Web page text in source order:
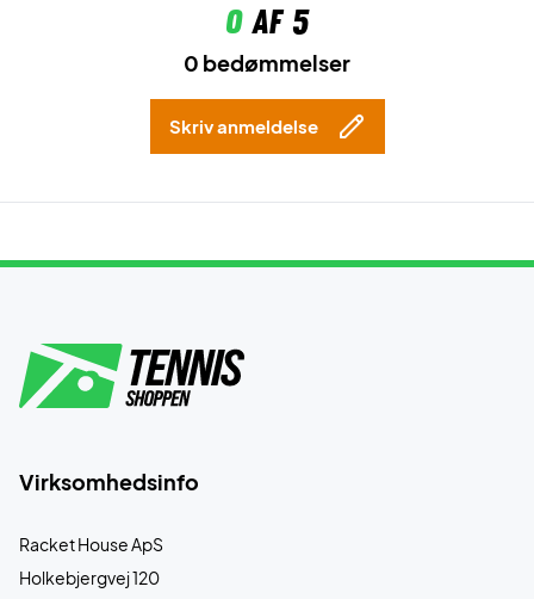
0af 5
0 bedømmelser
Skriv anmeldelse
Virksomhedsinfo
Racket House ApS
Holkebjergvej 120